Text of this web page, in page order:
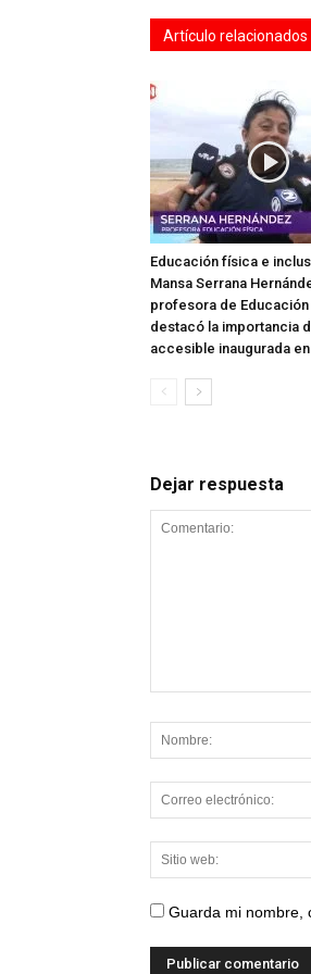
Artículo relacionados
Educación física e
Mansa Serrana
profesora de Educación
destacó la importancia
accesible inaugurada
Dejar respuesta
Guarda mi nombre,